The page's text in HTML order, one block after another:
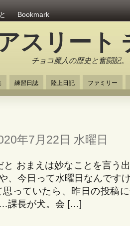
Bookmark
スリート
チョコ魔人の歴史と奮闘記。
練習日誌 陸上日記 ファミリー
年7月22日 水曜日
と おまえは妙なことを言う
、今日って水曜日なんです
っていたら、昨日の投稿
課長が犬。会 […]